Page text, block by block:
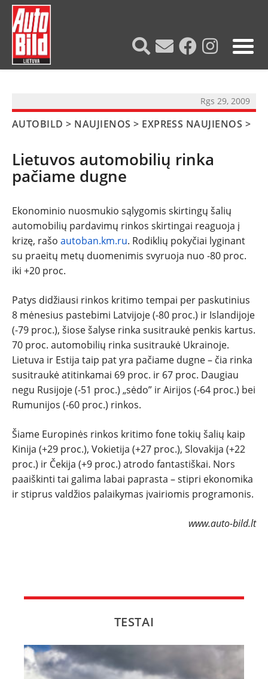
NAUJIENOS
NAUJI
NAUDOTI
REPORTAŽAI
SPORTAS
PATARIMAI
ĮVAIRENYBĖS
Rgs 29, 2009
AUTOBILD > NAUJIENOS > EXPRESS NAUJIENOS >
Lietuvos automobilių rinka
pačiame dugne
Ekonominio nuosmukio sąlygomis skirtingų šalių
automobilių pardavimų rinkos skirtingai reaguoja į
krizę, rašo autoban.km.ru. Rodiklių pokyčiai lyginant
su praeitų metų duomenimis svyruoja nuo -80 proc.
iki +20 proc.
Patys didžiausi rinkos kritimo tempai per paskutinius
8 mėnesius pastebimi Latvijoje (-80 proc.) ir Islandijoje
(-79 proc.), šiose šalyse rinka susitraukė penkis kartus.
70 proc. automobilių rinka susitraukė Ukrainoje.
Lietuva ir Estija taip pat yra pačiame dugne – čia rinka
susitraukė atitinkamai 69 proc. ir 67 proc. Daugiau
negu Rusijoje (-51 proc.) „sėdo” ir Airijos (-64 proc.) bei
Rumunijos (-60 proc.) rinkos.
Šiame Europinės rinkos kritimo fone tokių šalių kaip
Kinija (+29 proc.), Vokietija (+27 proc.), Slovakija (+22
proc.) ir Čekija (+9 proc.) atrodo fantastiškai. Nors
paaiškinti tai galima labai paprasta – stipri ekonomika
ir stiprus valdžios palaikymas įvairiomis programonis.
www.auto-bild.lt
TESTAI